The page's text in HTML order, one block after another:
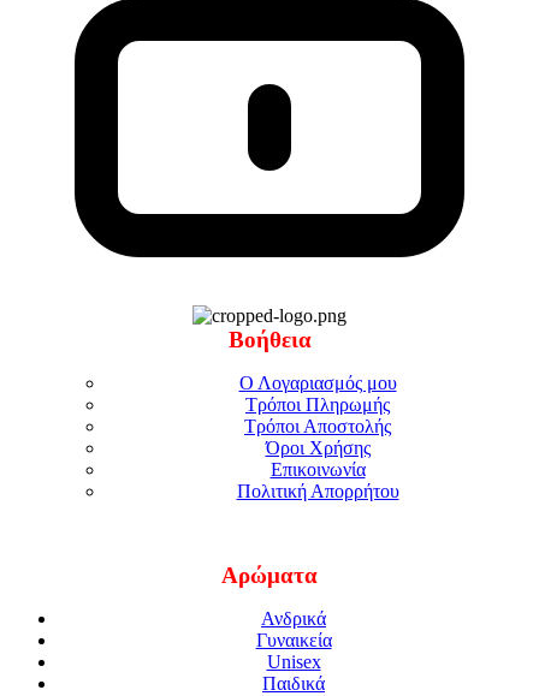
Βοήθεια
Ο Λογαριασμός μου
Τρόποι Πληρωμής
Τρόποι Αποστολής
Όροι Χρήσης
Επικοινωνία
Πολιτική Απορρήτου
Αρώματα
Ανδρικά
Γυναικεία
Unisex
Παιδικά